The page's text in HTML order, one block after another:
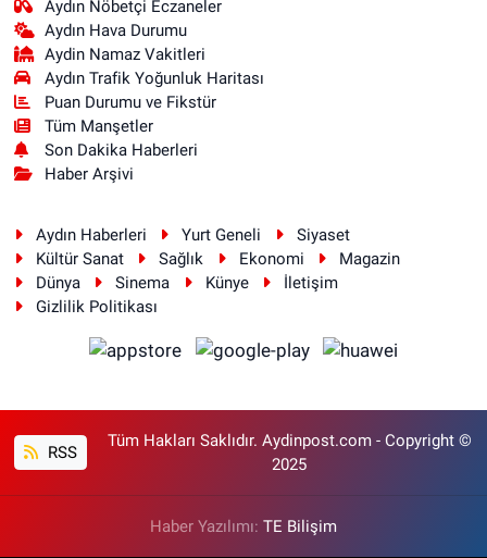
Aydın Nöbetçi Eczaneler
Aydın Hava Durumu
Aydin Namaz Vakitleri
Aydın Trafik Yoğunluk Haritası
Puan Durumu ve Fikstür
Tüm Manşetler
Son Dakika Haberleri
Haber Arşivi
Aydın Haberleri Yurt Geneli
Siyaset
Kültür Sanat
Sağlık Ekonomi
Magazin
Dünya
Sinema Künye
İletişim
Gizlilik Politikası
RSS
Tüm Hakları Saklıdır. Aydinpost.com - Copyright ©
2025
Haber Yazılımı: TE Bilişim